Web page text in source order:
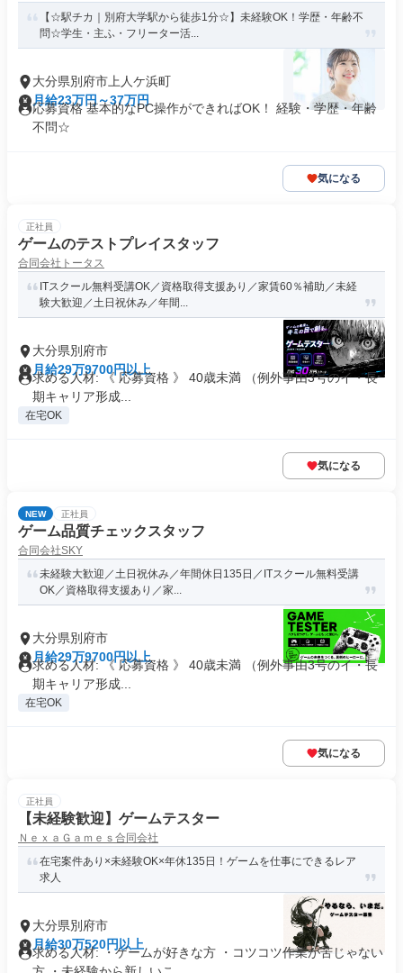
【☆駅チカ｜別府大学駅から徒歩1分☆】未経験OK！学歴・年齢不
問☆学生・主ふ・フリーター活...
大分県別府市上人ケ浜町
月給23万円～37万円
応募資格 基本的なPC操作ができればOK！ 経験・学歴・年齢
不問☆
気になる
正社員
ゲームのテストプレイスタッフ
合同会社トータス
ITスクール無料受講OK／資格取得支援あり／家賃60％補助／未経
験大歓迎／土日祝休み／年間...
大分県別府市
月給29万9700円以上
求める人材: 《 応募資格 》 40歳未満 （例外事由3号のイ・長
期キャリア形成...
在宅OK
気になる
NEW 正社員
ゲーム品質チェックスタッフ
合同会社SKY
未経験大歓迎／土日祝休み／年間休日135日／ITスクール無料受講
OK／資格取得支援あり／家...
大分県別府市
月給29万9700円以上
求める人材: 《 応募資格 》 40歳未満 （例外事由3号のイ・長
期キャリア形成...
在宅OK
気になる
正社員
【未経験歓迎】ゲームテスター
ＮｅｘａＧａｍｅｓ合同会社
在宅案件あり×未経験OK×年休135日！ゲームを仕事にできるレア
求人
大分県別府市
月給30万520円以上
求める人材: ・ゲームが好きな方 ・コツコツ作業が苦じゃない